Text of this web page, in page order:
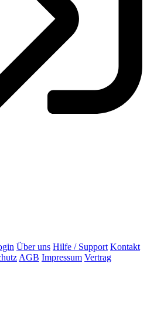
Über uns Hilfe / Support Kontakt
AGB Impressum Vertrag